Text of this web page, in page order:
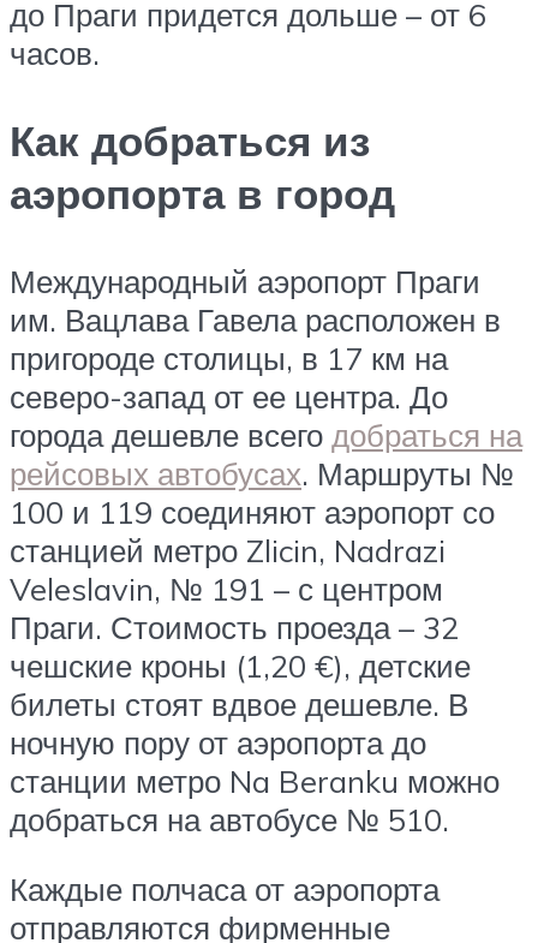
до Праги придется дольше – от 6
часов.
Как добраться из
аэропорта в город
Международный аэропорт Праги
им. Вацлава Гавела расположен в
пригороде столицы, в 17 км на
северо-запад от ее центра. До
города дешевле всего добраться на
рейсовых автобусах. Маршруты №
100 и 119 соединяют аэропорт со
станцией метро Zlicin, Nadrazi
Veleslavin, № 191 – с центром
Праги. Стоимость проезда – 32
чешские кроны (1,20 €), детские
билеты стоят вдвое дешевле. В
ночную пору от аэропорта до
станции метро Na Beranku можно
добраться на автобусе № 510.
Каждые полчаса от аэропорта
отправляются фирменные